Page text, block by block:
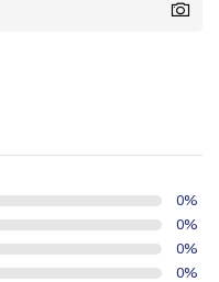
0%
0%
0%
0%